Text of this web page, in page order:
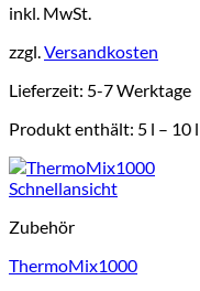
Produkt
mehrere
auf.
Die
Optionen
können
auf
der
Produktseite
werden
inkl. MwSt.
zzgl. Versandkosten
Lieferzeit: 5-7 Werktage
Produkt enthält: 5 l – 10 l
Schnellansicht
Zubehör
ThermoMix1000